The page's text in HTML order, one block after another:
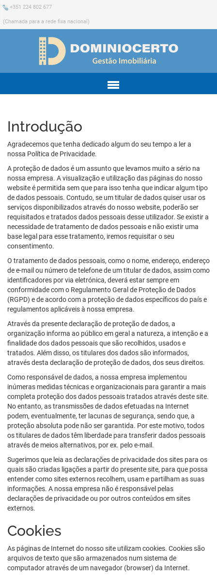
+351 224 802 677
(Chamada para a rede fixa nacional)
Menu
Introdução
Agradecemos que tenha dedicado algum do seu tempo a ler a
nossa Política de Privacidade.
A proteção de dados é um assunto que levamos muito a sério na
nossa empresa. A visualização e utilização das páginas do nosso
website é permitida sem que para isso tenha que indicar algum tipo
de dados pessoais. Contudo, se um titular de dados quiser usar os
serviços disponibilizados através do nosso website, poderão ser
requisitados e tratados dados pessoais desse utilizador. Se existir a
necessidade de tratamento de dados pessoais e não existir uma
base legal para esse tratamento, iremos requisitar o seu
consentimento.
O tratamento de dados pessoais, como o nome, endereço, endereço
de e-mail ou número de telefone de um titular de dados, assim como
identificadores por via eletrónica, deverá estar sempre em
conformidade com o Regulamento Geral de Proteção de Dados
(RGPD) e de acordo com a proteção de dados específicos do país e
regulamentos aplicáveis à nossa empresa.
Através da presente declaração de proteção de dados, a
organização informa ao público em geral a natureza, a intenção e a
finalidade dos dados pessoais que são recolhidos, usados e
tratados. Além disso, os titulares dos dados são informados,
através desta declaração de proteção de dados, dos seus direitos.
Como responsável de dados, a nossa empresa implementou
inúmeras medidas técnicas e organizacionais para garantir a mais
completa proteção dos dados pessoais tratados através deste site.
No entanto, as transmissões de dados efetuadas na Internet
podem, eventualmente, ter lacunas de segurança, sendo que, a
proteção absoluta pode não ser garantida. Por este motivo, todos
os titulares de dados têm liberdade para transferir dados pessoais
através de meios alternativos, por ex. pelo e-mail.
Sugerimos que leia as declarações de privacidade dos sites para os
quais são criadas ligações a partir do presente site, para que possa
entender como sites externos recolhem, usam e partilham as suas
informações. A nossa empresa não é responsável pelas
declarações de privacidade ou por outros conteúdos em sites
externos.
Cookies
As páginas de Internet do nosso site utilizam cookies. Cookies são
arquivos de texto que são armazenados num sistema de
computador através de um navegador (browser) da Internet.